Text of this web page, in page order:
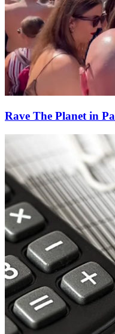
Rave The Planet in